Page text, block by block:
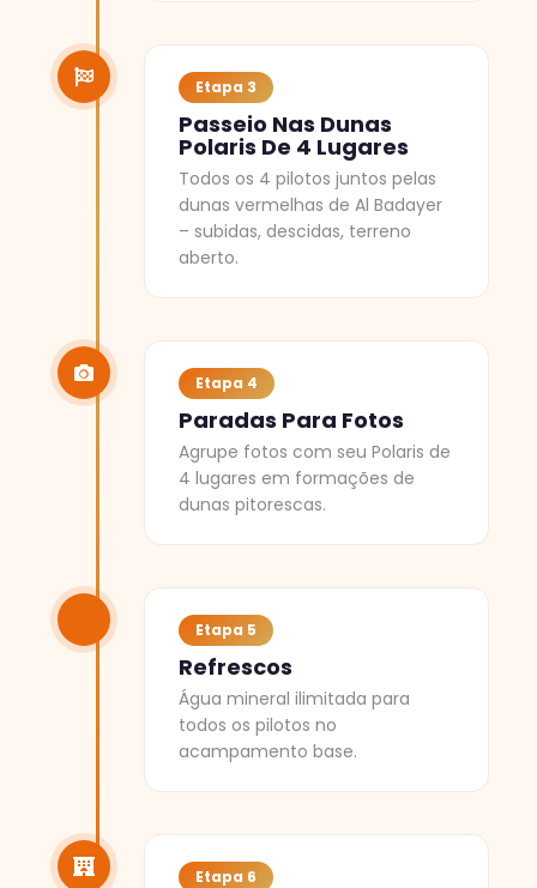
Etapa 3
Passeio Nas Dunas
Polaris De 4 Lugares
Todos os 4 pilotos juntos pelas
dunas vermelhas de Al Badayer
– subidas, descidas, terreno
aberto.
Etapa 4
Paradas Para Fotos
Agrupe fotos com seu Polaris de
4 lugares em formações de
dunas pitorescas.
Etapa 5
Refrescos
Água mineral ilimitada para
todos os pilotos no
acampamento base.
Etapa 6